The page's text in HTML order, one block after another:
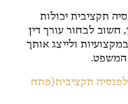
תקציבית יכולות
חשוב לבחור עורך דין
ולייצג אותך
המשפט.
תקציבית(פתח